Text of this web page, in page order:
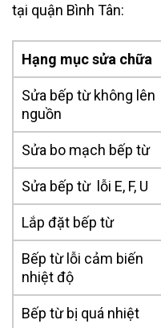
tại quận Bình Tân:
Hạng mục sửa chữa
Sửa bếp từ không lên
nguồn
Sửa bo mạch bếp từ
Sửa bếp từ lỗi E, F, U
Lắp đặt bếp từ
Bếp từ lỗi cảm biến
nhiệt độ
Bếp từ bị quá nhiệt